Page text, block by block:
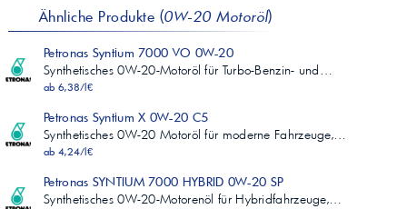
Ähnliche Produkte (0W-20 Motoröl)
Petronas Syntium 7000 VO 0W-20
Synthetisches 0W-20-Motoröl für Turbo-Benzin- und…
ab 6,38/l€
Petronas Syntium X 0W-20 C5
Synthetisches 0W-20 Motoröl für moderne Fahrzeuge,…
ab 4,24/l€
Petronas SYNTIUM 7000 HYBRID 0W-20 SP
Synthetisches 0W-20-Motorenöl für Hybridfahrzeuge,…